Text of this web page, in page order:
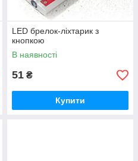
LED брелок-ліхтарик з
кнопкою
В наявності
51 ₴
Купити